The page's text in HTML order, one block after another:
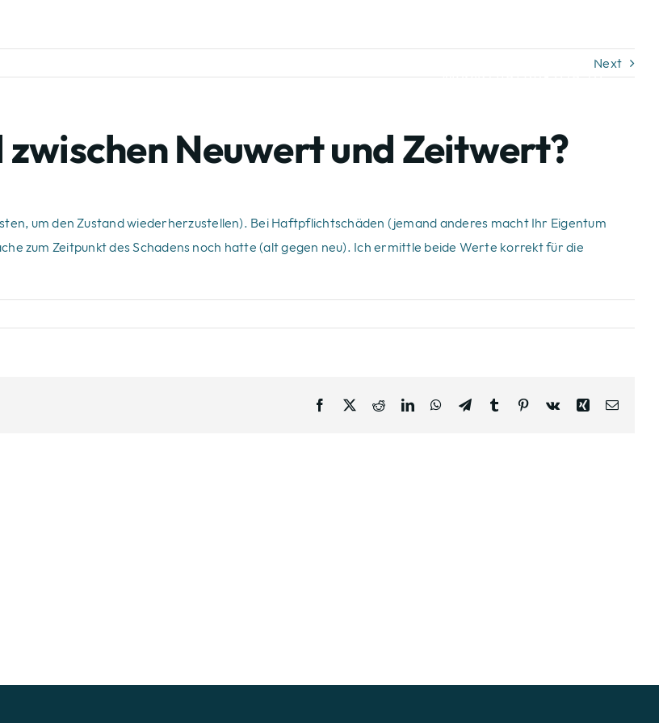
Tel: 02546 939 85 20
Mobil: 0151 668 975 79
Next
Neuwert und Zeitwert?
um den Zustand wiederherzustellen). Bei Haftpflichtschäden (jemand anderes macht Ihr Eigentum
zum Zeitpunkt des Schadens noch hatte (alt gegen neu). Ich ermittle beide Werte korrekt für die
Facebook
X RedditLinkedInWhatsApp
TelegramTumblr Pinterest
Vk Xing Email